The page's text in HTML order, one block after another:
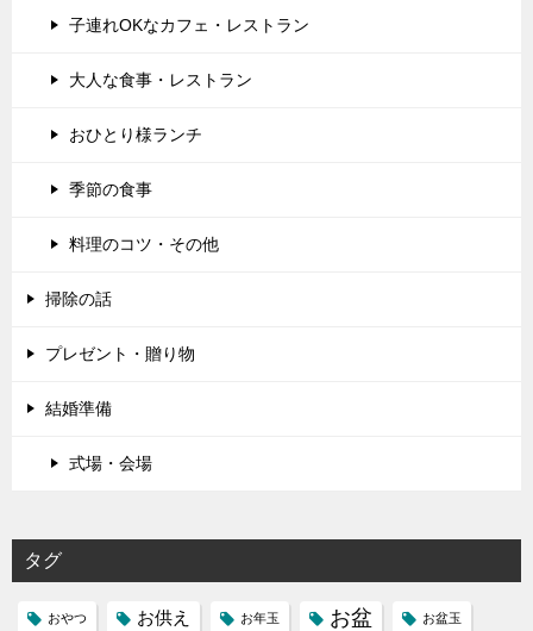
子連れOKなカフェ・レストラン
大人な食事・レストラン
おひとり様ランチ
季節の食事
料理のコツ・その他
掃除の話
プレゼント・贈り物
結婚準備
式場・会場
タグ
おやつ お供え お年玉 お盆 お盆玉